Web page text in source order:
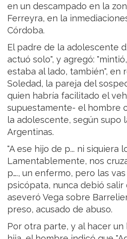
en un descampado en la
Ferreyra, en la
Córdoba.
El padre de la adolescente
actuó solo", y agregó:
estaba al lado, también", en
Soledad, la pareja del
quien habría facilitado el
supuestamente- el hombre
la adolescente, según supo
Argentinas.
"A ese hijo de p... ni siquiera
Lamentablemente, nos
p…., un enfermo, pero las vas
psicópata, nunca debió salir
aseveró Vega sobre
preso, acusado de abuso.
Por otra parte, y al hacer